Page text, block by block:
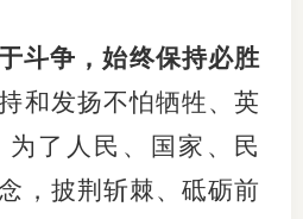
斗争，始终保持必胜
和发扬不怕牺牲、英
为了人民、国家、民
，披荆斩棘、砥砺前